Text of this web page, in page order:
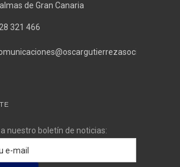
de Gran Canaria
321 466
nuestro boletín de noticias: